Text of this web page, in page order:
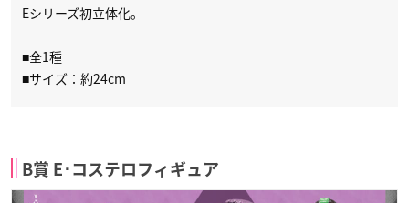
Eシリーズ初立体化。
■全1種
■サイズ：約24cm
B賞 E･コステロフィギュア